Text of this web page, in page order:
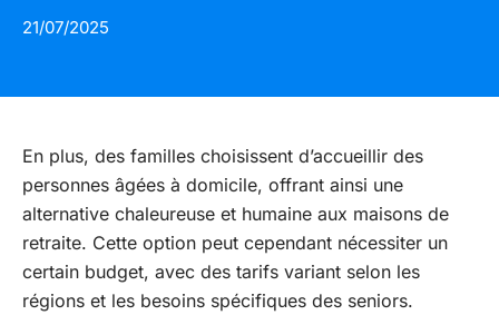
21/07/2025
En plus, des familles choisissent d’accueillir des
personnes âgées à domicile, offrant ainsi une
alternative chaleureuse et humaine aux maisons de
retraite. Cette option peut cependant nécessiter un
certain budget, avec des tarifs variant selon les
régions et les besoins spécifiques des seniors.